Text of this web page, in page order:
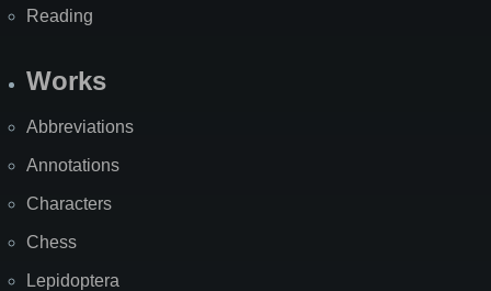
Reading
Works
Abbreviations
Annotations
Characters
Chess
Lepidoptera